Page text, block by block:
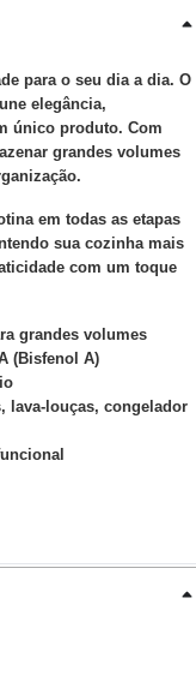
para o seu dia a dia. O
elegância,
único produto. Com
grandes volumes
em todas as etapas
sua cozinha mais
com um toque
grandes volumes
(Bisfenol A)
lava-louças, congelador